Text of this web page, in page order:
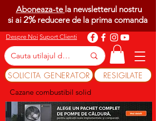
Despre Noi Suport Clienti
SOLICITA GENERATOR RESIGILATE
Cazane combustibil solid
Aboneaza-te la newsletterul nostru
si ai 2%reducere de la prima comanda